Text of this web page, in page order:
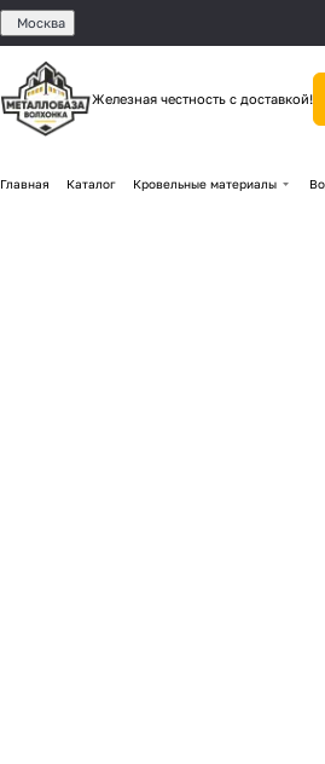
Москва
Железная честность с доставкой!
Главная Каталог Кровельные материалы